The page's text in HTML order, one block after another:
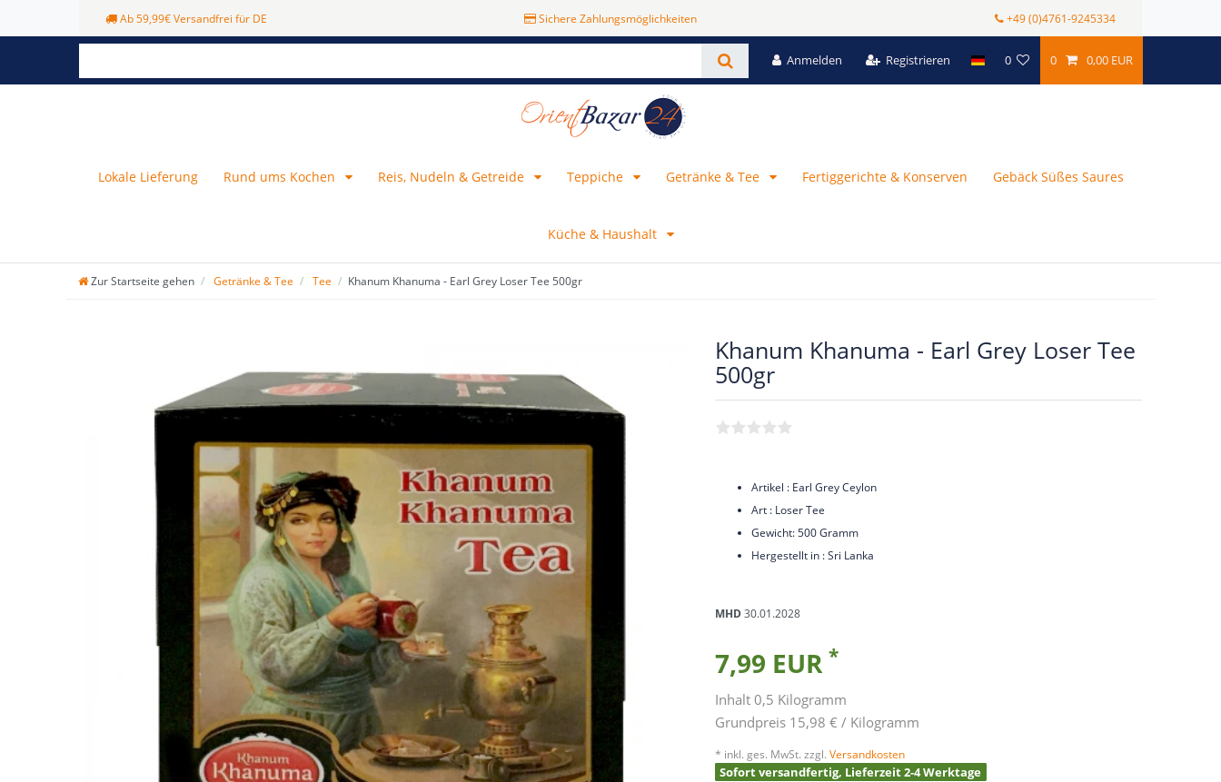
Ab 59,99€ Versandfrei für DE Sichere Zahlungsmöglichkeiten +49 (0)4761-9245334
Anmelden Registrieren 0 0 0,00 EUR
Lokale Lieferung Rund ums Kochen Reis, Nudeln & Getreide Teppiche Getränke & Tee Fertiggerichte & Konserven Gebäck Süßes Saures
Küche & Haushalt
Zur Startseite gehen Getränke & Tee Tee Khanum Khanuma - Earl Grey Loser Tee 500gr
Khanum Khanuma - Earl Grey Loser Tee
500gr
Artikel : Earl Grey Ceylon
Art : Loser Tee
Gewicht: 500 Gramm
Hergestellt in : Sri Lanka
MHD30.01.2028
7,99 EUR *
Inhalt0,5 Kilogramm
Grundpreis 15,98 € / Kilogramm
* inkl. ges. MwSt. zzgl. Versandkosten
Sofort versandfertig, Lieferzeit 2-4 Werktage